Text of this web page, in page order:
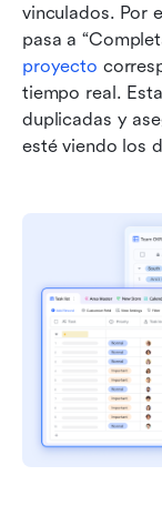
vinculados. Por
pasa a
proyecto
tiempo real.
duplicadas y
esté viendo los